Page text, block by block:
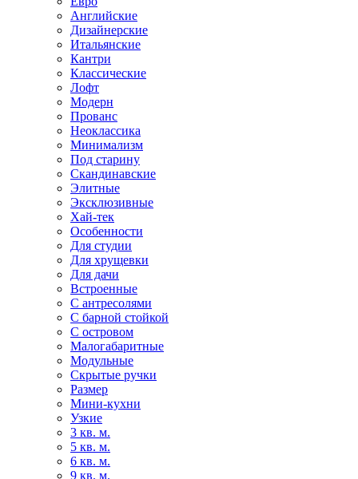
Английские
Дизайнерские
Итальянские
Кантри
Классические
Лофт
Модерн
Прованс
Неоклассика
Минимализм
Под старину
Скандинавские
Элитные
Эксклюзивные
Хай-тек
Особенности
Для студии
Для хрущевки
Для дачи
Встроенные
С антресолями
С барной стойкой
С островом
Малогабаритные
Модульные
Скрытые ручки
Размер
Мини-кухни
Узкие
3 кв. м.
5 кв. м.
6 кв. м.
9 кв. м.